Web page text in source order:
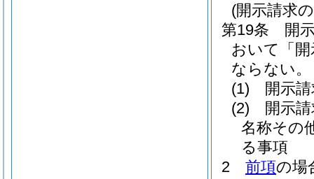
(開示請求
第19条
開
おいて「
ならない。
(1)
開示
(2)
開示
名称その
る事項
2
前項の場